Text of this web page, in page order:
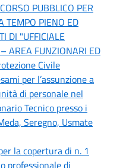
PUBBLICO PER
TEMPO PIENO ED
DI "UFFICIALE
AREA FUNZIONARI ED
Civile
per l’assunzione a
di personale nel
Tecnico presso i
Seregno, Usmate
la copertura di n. 1